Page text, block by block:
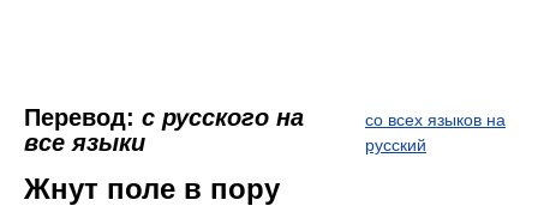
Перевод: с русского на
все языки
со всех языков на
русский
Жнут поле в пору